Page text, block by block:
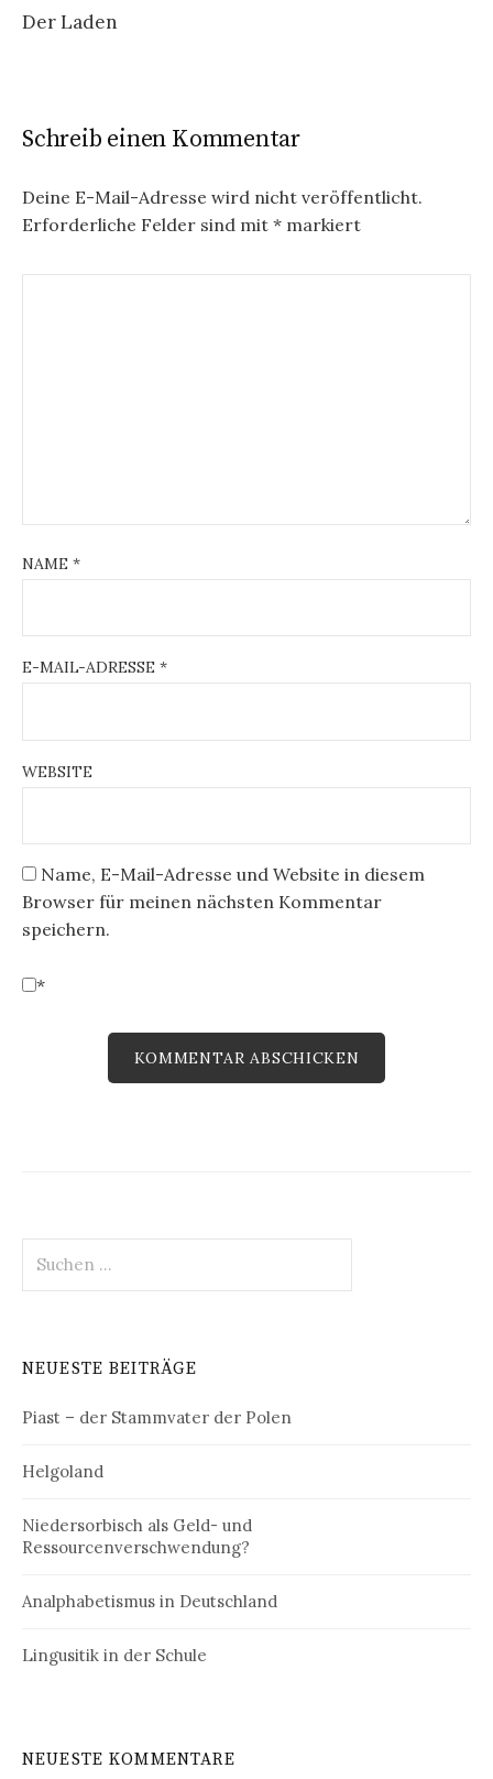
Der Laden
Schreib einen Kommentar
Deine E-Mail-Adresse wird nicht veröffentlicht.
Erforderliche Felder sind mit * markiert
NAME *
E-MAIL-ADRESSE *
WEBSITE
Name, E-Mail-Adresse und Website in diesem
Browser für meinen nächsten Kommentar
speichern.
*
nach:
NEUESTE BEITRÄGE
Piast – der Stammvater der Polen
Helgoland
Niedersorbisch als Geld- und
Ressourcenverschwendung?
Analphabetismus in Deutschland
Lingusitik in der Schule
NEUESTE KOMMENTARE